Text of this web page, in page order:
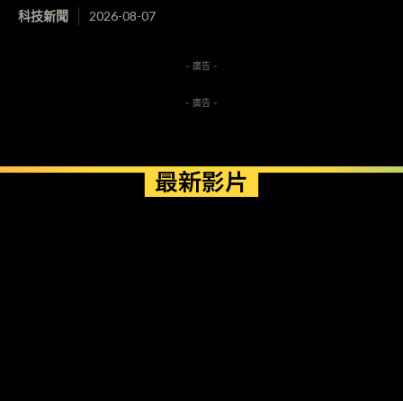
科技新聞 2026-08-07
- 廣告 -
- 廣告 -
最新影片